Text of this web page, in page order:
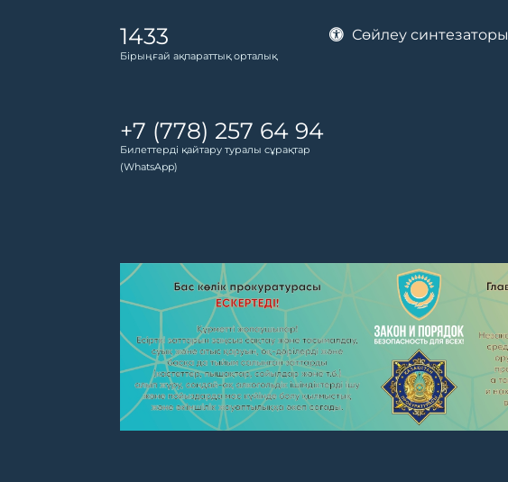
1433
Бірыңғай ақпараттық орталық
+7 (778) 257 64 94
Билеттерді қайтару туралы сұрақтар
(WhatsApp)
Сөйлеу синтезаторы